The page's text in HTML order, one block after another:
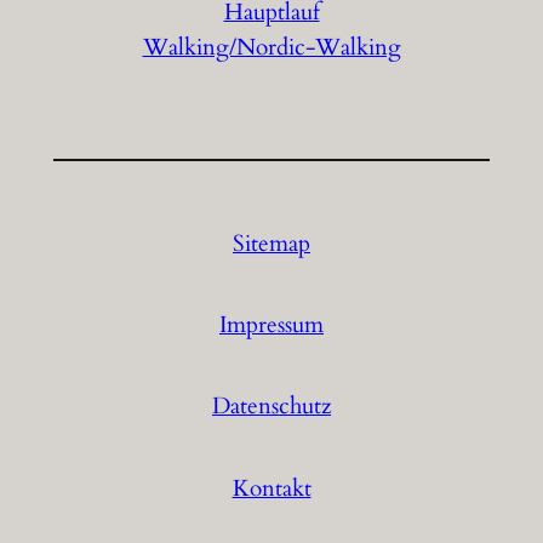
Hauptlauf
Walking/Nordic-Walking
Sitemap
Impressum
Datenschutz
Kontakt